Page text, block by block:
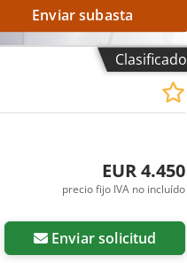
Enviar subasta
Clasificado
EUR 4.450
precio fijo IVA no incluído
Enviar solicitud